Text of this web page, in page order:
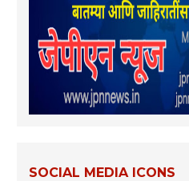
SOCIAL MEDIA ICONS